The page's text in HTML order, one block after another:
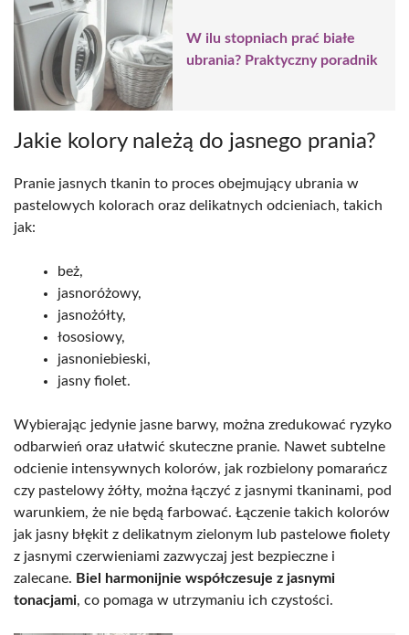
W ilu stopniach prać białe
ubrania? Praktyczny poradnik
Jakie kolory należą do jasnego prania?
Pranie jasnych tkanin to proces obejmujący ubrania w
pastelowych kolorach oraz delikatnych odcieniach, takich
jak:
beż,
jasnoróżowy,
jasnożółty,
łososiowy,
jasnoniebieski,
jasny fiolet.
Wybierając jedynie jasne barwy, można zredukować ryzyko
odbarwień oraz ułatwić skuteczne pranie. Nawet subtelne
odcienie intensywnych kolorów, jak rozbielony pomarańcz
czy pastelowy żółty, można łączyć z jasnymi tkaninami, pod
warunkiem, że nie będą farbować. Łączenie takich kolorów
jak jasny błękit z delikatnym zielonym lub pastelowe fiolety
z jasnymi czerwieniami zazwyczaj jest bezpieczne i
zalecane. Biel harmonijnie współczesuje z jasnymi
tonacjami, co pomaga w utrzymaniu ich czystości.